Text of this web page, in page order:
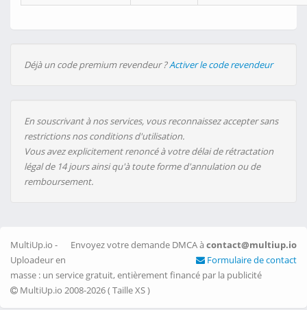
Déjà un code premium revendeur ?Activer le code revendeur
En souscrivant à nos services, vous reconnaissez accepter sans
restrictions nos conditions d'utilisation.
Vous avez explicitement renoncé à votre délai de rétractation
légal de 14 jours ainsi qu'à toute forme d'annulation ou de
remboursement.
Envoyez votre demande DMCA àcontact@multiup.io
Formulaire de contact
MultiUp.io -
Uploadeur en
masse : un service gratuit, entièrement financé par la publicité
MultiUp.io 2008-2026 ( Taille XS)